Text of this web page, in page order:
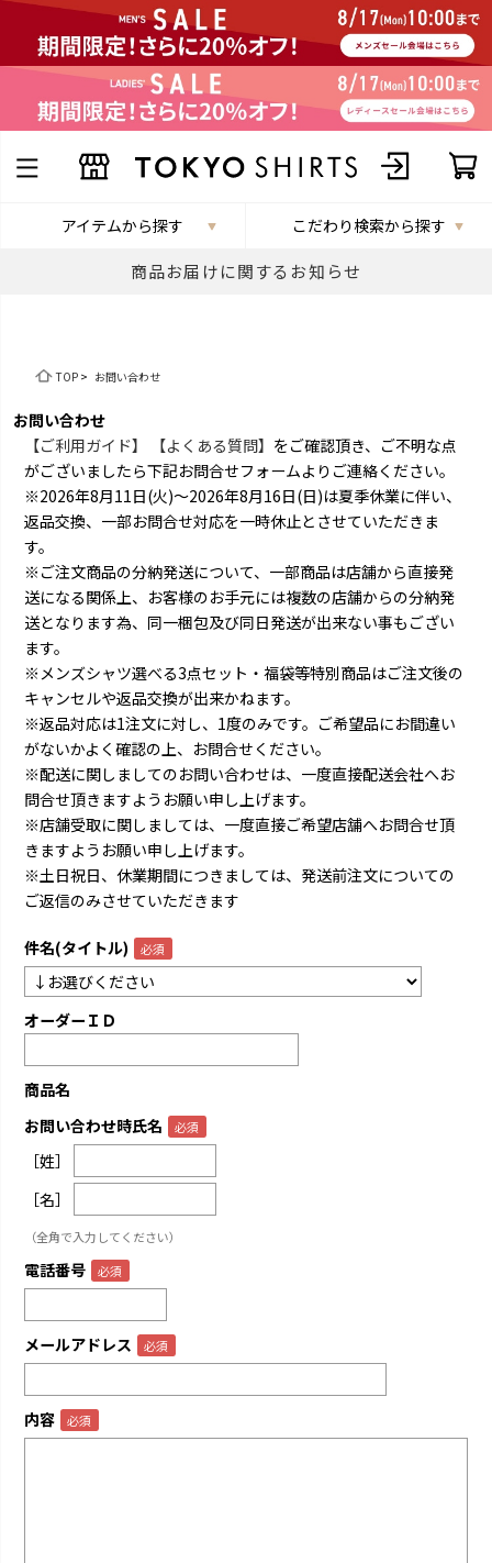
アイテムから探す こだわり検索から探す
商品お届けに関するお知らせ
TOP> お問い合わせ
お問い合わせ
【ご利用ガイド】
【よくある質問】 をご確認頂き、ご不明な点
がございましたら下記お問合せフォームよりご連絡ください。
※2026年8月11日(火)～2026年8月16日(日)は夏季休業に伴い、
返品交換、一部お問合せ対応を一時休止とさせていただきま
す。
※ご注文商品の分納発送について、一部商品は店舗から直接発
送になる関係上、お客様のお手元には複数の店舗からの分納発
送となります為、同一梱包及び同日発送が出来ない事もござい
ます。
※メンズシャツ選べる3点セット・福袋等特別商品はご注文後の
キャンセルや返品交換が出来かねます。
※返品対応は1注文に対し、1度のみです。ご希望品にお間違い
がないかよく確認の上、お問合せください。
※配送に関しましてのお問い合わせは、一度直接配送会社へお
問合せ頂きますようお願い申し上げます。
※店舗受取に関しましては、一度直接ご希望店舗へお問合せ頂
きますようお願い申し上げます。
※土日祝日、休業期間につきましては、発送前注文についての
ご返信のみさせていただきます
件名(タイトル)
オーダーＩＤ
商品名
お問い合わせ時氏名
［姓］
［名］
（全角で入力してください）
電話番号
メールアドレス
内容